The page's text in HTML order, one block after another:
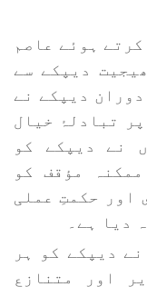
ہوئے عاصم
دیپکے سے
دیپکے نے
تبادلۂ خیال
نے دیپکے کو
مؤقف کو
اور حکمتِ عملی
دیا ہے۔
دیپکے کو ہر
اور متنازع